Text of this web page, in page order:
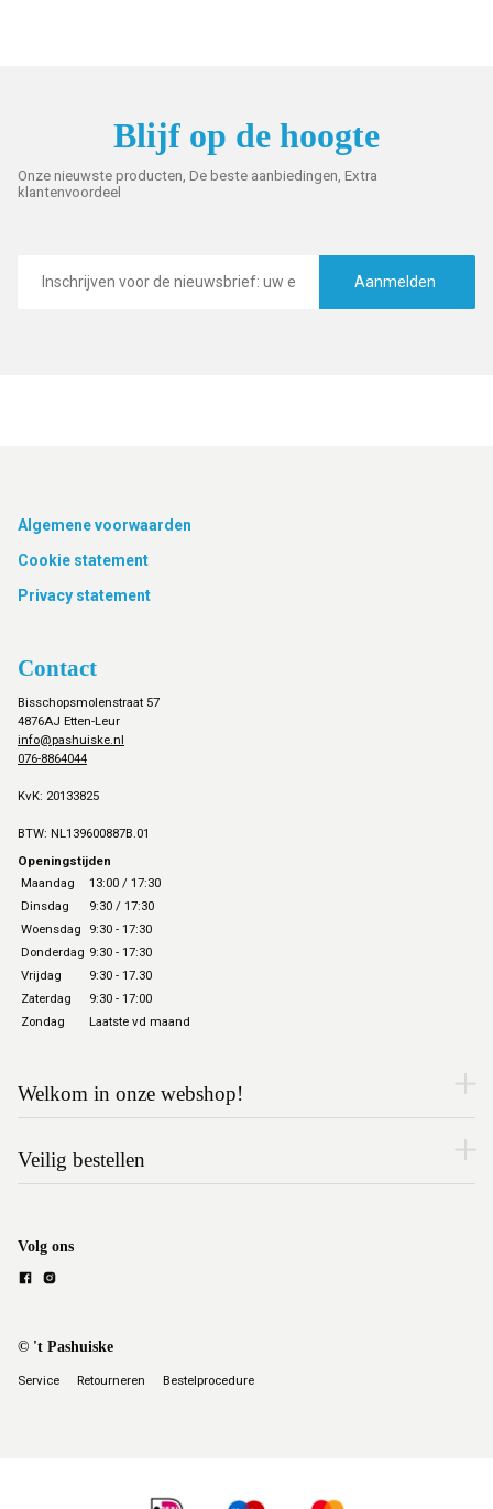
Blijf op de hoogte
Onze nieuwste producten, De beste aanbiedingen, Extra
klantenvoordeel
mailadres
Aanmelden
Footer
Algemene voorwaarden
Cookie statement
Privacy statement
Contact
Bisschopsmolenstraat 57
4876AJ Etten-Leur
info@pashuiske.nl
076-8864044
KvK: 20133825
BTW: NL139600887B.01
Openingstijden
Maandag
13:00 / 17:30
Dinsdag
9:30 / 17:30
Woensdag
9:30 - 17:30
Donderdag 9:30 - 17:30
Vrijdag
9:30 - 17.30
Zaterdag
9:30 - 17:00
Zondag
Laatste vd maand
Welkom in onze webshop!
Veilig bestellen
Volg ons
© 't Pashuiske
Service Retourneren Bestelprocedure